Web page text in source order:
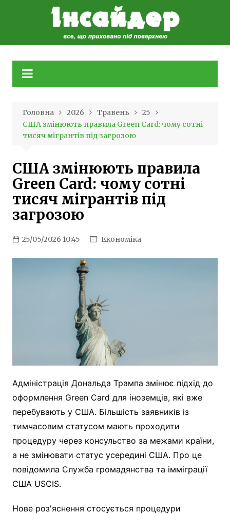
Головна 2026 Травень
25
США змінюють правила Green Card: чому сотні
тисяч мігрантів під загрозою
США змінюють правила
Green Card: чому сотні
тисяч мігрантів під
загрозою
25/05/2026 10:45 Економіка
Адміністрація Дональда Трампа змінює підхід до
оформлення Green Card для іноземців, які вже
перебувають у США. Більшість заявників із
тимчасовим статусом мають проходити
процедуру через консульство за межами країни,
а не змінювати статус усередині США. Про це
повідомила Служба громадянства та імміграції
США USCIS.
Нове роз'яснення стосується процедури